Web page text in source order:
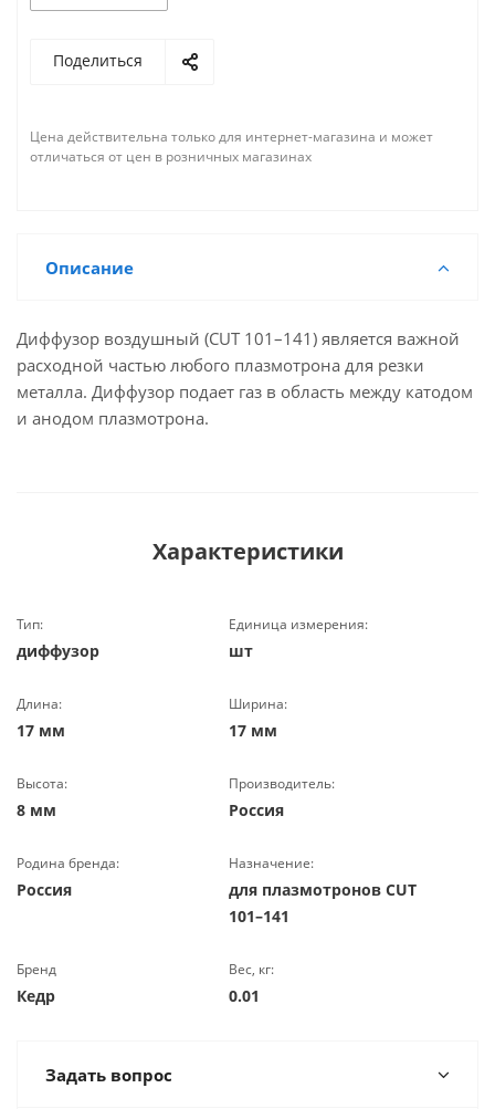
Поделиться
Цена действительна только для интернет-магазина и может
отличаться от цен в розничных магазинах
Описание
Диффузор воздушный (CUT 101–141) является важной
расходной частью любого плазмотрона для резки
металла. Диффузор подает газ в область между катодом
и анодом плазмотрона.
Характеристики
Тип:
диффузор
Единица измерения:
шт
Длина:
17 мм
Ширина:
17 мм
Высота:
8 мм
Производитель:
Россия
Родина бренда:
Россия
Назначение:
для плазмотронов CUT
101–141
Бренд
Кедр
Вес, кг:
0.01
Задать вопрос